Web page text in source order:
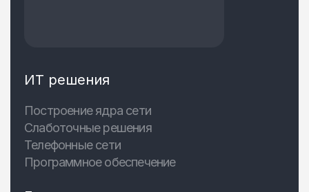
ИТ решения
Построение ядра сети
Слаботочные решения
Телефонные сети
Программное обеспечение